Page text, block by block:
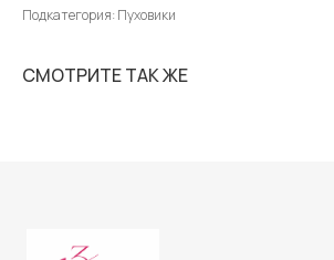
Подкатегория: Пуховики
СМОТРИТЕ ТАК ЖЕ